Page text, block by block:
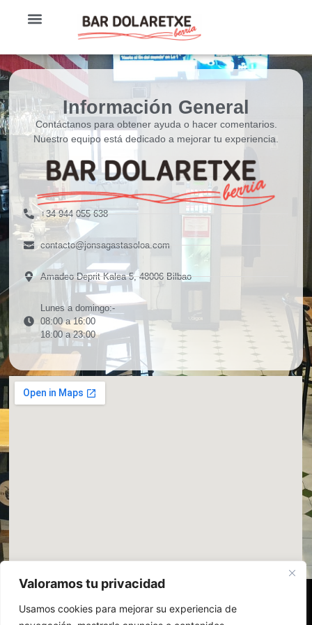
Valoramos tu privacidad
Usamos cookies para mejorar su experiencia de
Información General
Contáctanos para obtener ayuda o hacer comentarios.
Nuestro equipo está dedicado a mejorar tu experiencia.
+34 944 055 638
contacto@jonsagastasoloa.com
Amadeo Deprit Kalea 5, 48006 Bilbao
Lunes a domingo:-
08:00 a 16:00
18:00 a 23:00